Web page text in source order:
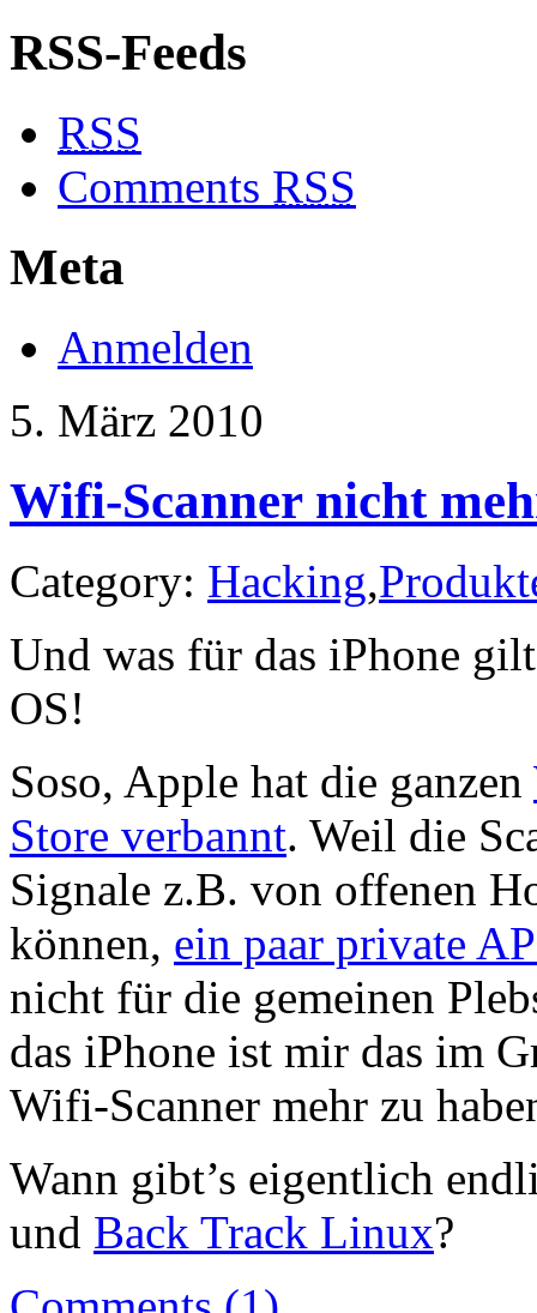
RSS-Feeds
RSS
Comments RSS
Meta
Anmelden
5. März 2010
Wifi-Scanner nicht
Category: Hacking,
Und was für das iPhone
OS!
Soso, Apple hat die ganzen
Store verbannt. Weil die
Signale z.B. von offenen
können, ein paar private
nicht für die gemeinen
das iPhone ist mir das im
Wifi-Scanner mehr zu
Wann gibt’s eigentlich
und Back Track Linux?